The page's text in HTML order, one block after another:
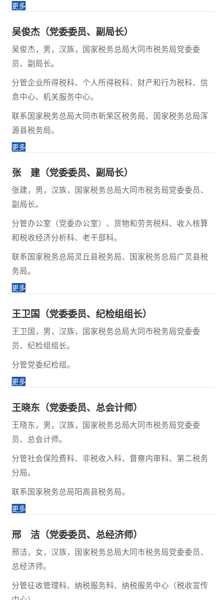
更多
吴俊杰（党委委员、副局长）
吴俊杰，男，汉族，国家税务总局大同市税务局党委委
员、副局长。
分管企业所得税科、个人所得税科、财产和行为税科、信
息中心、机关服务中心。
联系国家税务总局大同市新荣区税务局、国家税务总局浑
源县税务局。
更多
张 建（党委委员、副局长）
张建，男，汉族，国家税务总局大同市税务局党委委员、
副局长。
分管办公室（党委办公室）、货物和劳务税科、收入核算
和税收经济分析科、老干部科。
联系国家税务总局灵丘县税务局、国家税务总局广灵县税
务局。
更多
王卫国（党委委员、纪检组组长）
王卫国，男，汉族，国家税务总局大同市税务局党委委
员、纪检组组长。
分管党委纪检组。
更多
王晓东（党委委员、总会计师）
王晓东，男，汉族，国家税务总局大同市税务局党委委
员、总会计师。
分管社会保险费科、非税收入科、督察内审科、第二税务
分局。
联系国家税务总局阳高县税务局。
更多
邢 洁（党委委员、总经济师）
邢洁，女，汉族，国家税务总局大同市税务局党委委员、
总经济师。
分管征收管理科、纳税服务科、纳税服务中心（税收宣传